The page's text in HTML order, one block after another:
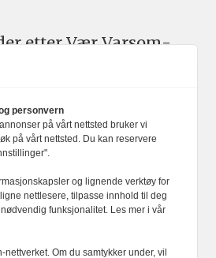
etter Vær Varsom-
god presseskikk.
som ChatGPT,
i journalistikken vår.
har alltid det fulle
innhold, med eller
intelligens.
personvern
på vårt nettsted bruker vi
på vårt nettsted. Du kan reservere
og lignende verktøy for
nettlesere, tilpasse innhold til deg
funksjonalitet. Les mer i vår
Om du samtykker under, vil